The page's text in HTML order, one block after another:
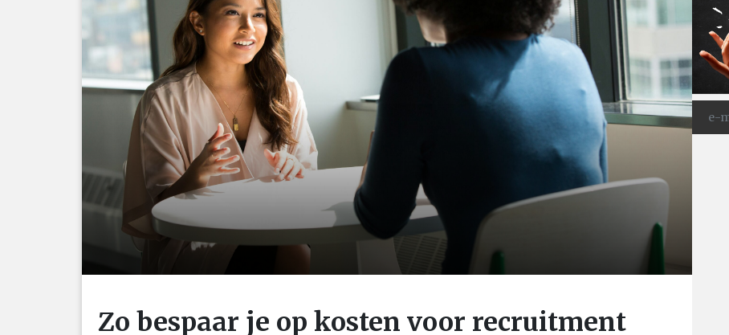
Zo bespaar je op kosten voor recruitment